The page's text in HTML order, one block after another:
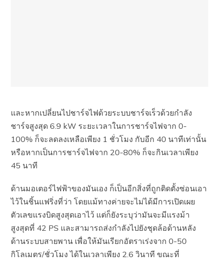
และหากเปลี่ยนไปชาร์จไฟด้วยระบบชาร์จเร็วด้วยกำลัง
ชาร์จสูงสุด 6.9 kW ระยะเวลาในการชาร์จไฟจาก 0-
100% ก็จะลดลงเหลือเพียง 1 ชั่วโมง กับอีก 40 นาทีเท่านั้น
หรือหากเป็นการชาร์จไฟจาก 20-80% ก็จะกินเวลาเพียง
45 นาที
ด้านมอเตอร์ไฟฟ้าของมันเอง ก็เป็นอีกสิ่งที่ถูกติดตั้งซ่อนเอา
ไว้ในชิ้นแฟริ่งที่ว่า โดยแม้ทางค่ายจะไม่ได้มีการเปิดเผย
ตัวเลขแรงบิดสูงสุดเอาไว้ แต่ก็ยังระบุว่ามันจะมีแรงม้า
สูงสุดที่ 42 PS และสามารถส่งกำลังไปยังชุดล้อด้านหลัง
ด้านระบบสายพาน เพื่อให้มันเรียกอัตราเร่งจาก 0-50
กิโลเมตร/ชั่วโมง ได้ในเวลาเพียง 2.6 วินาที ขณะที่